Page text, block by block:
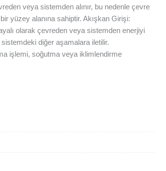
veya sistemden alınır, bu nedenle çevre
yüzey alanına sahiptir. Akışkan Girişi:
olarak çevreden veya sistemden enerjiyi
diğer aşamalara iletilir.
işlemi, soğutma veya iklimlendirme